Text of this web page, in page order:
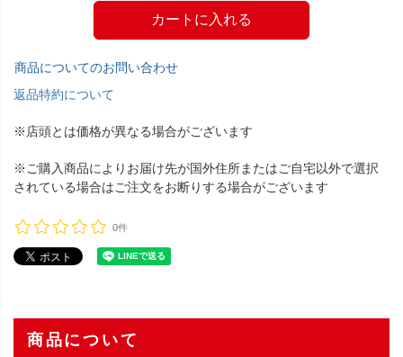
カートに入れる
商品についてのお問い合わせ
返品特約について
※店頭とは価格が異なる場合がございます
※ご購入商品によりお届け先が国外住所またはご自宅以外で選択
されている場合はご注文をお断りする場合がございます
0件
商品について